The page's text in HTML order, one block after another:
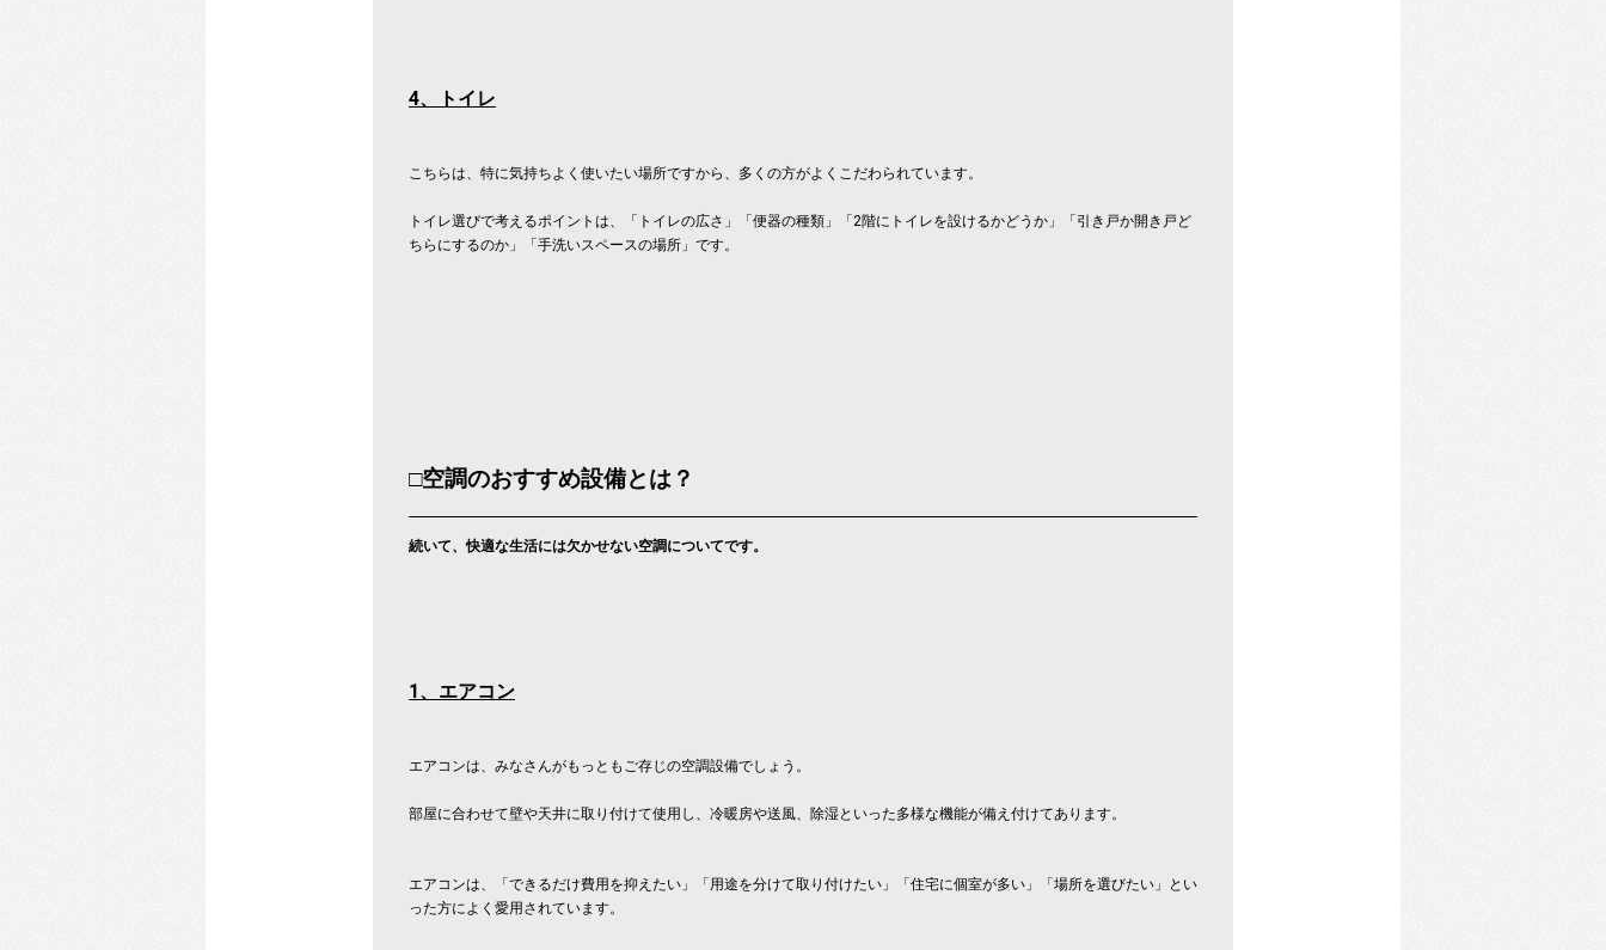
4、トイレ
こちらは、特に気持ちよく使いたい場所ですから、多くの方がよくこだわられています。
トイレ選びで考えるポイントは、「トイレの広さ」「便器の種類」「2階にトイレを設けるかどうか」「引き戸か開き戸ど
ちらにするのか」「手洗いスペースの場所」です。
□空調のおすすめ設備とは？
続いて、快適な生活には欠かせない空調についてです。
1 、エアコン
エアコンは、みなさんがもっともご存じの空調設備でしょう。
部屋に合わせて壁や天井に取り付けて使用し、冷暖房や送風、除湿といった多様な機能が備え付けてあります。
エアコンは、「できるだけ費用を抑えたい」「用途を分けて取り付けたい」「住宅に個室が多い」「場所を選びたい」とい
った方によく愛用されています。